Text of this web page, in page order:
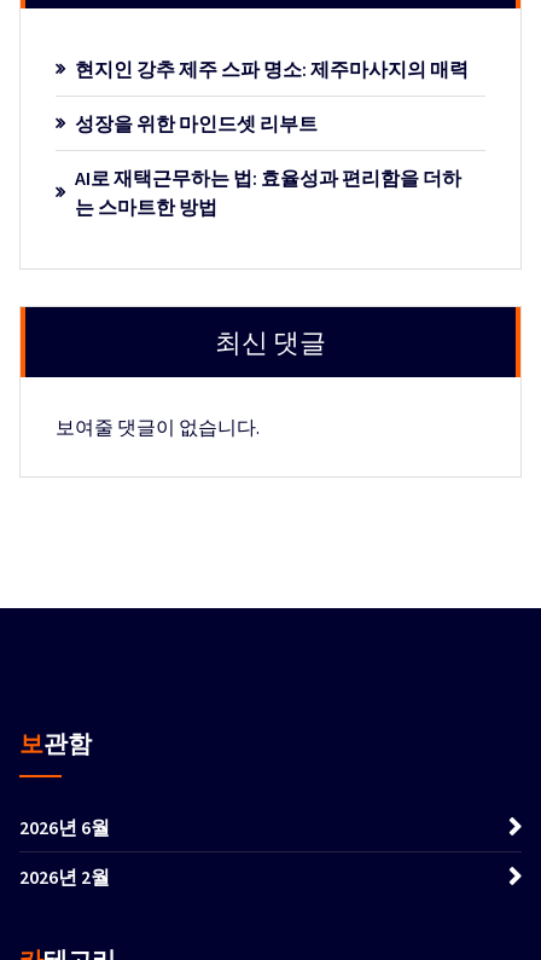
현지인 강추 제주 스파 명소: 제주마사지의 매력
성장을 위한 마인드셋 리부트
AI로 재택근무하는 법: 효율성과 편리함을 더하
는 스마트한 방법
최신 댓글
보여줄 댓글이 없습니다.
보관함
2026년 6월
2026년 2월